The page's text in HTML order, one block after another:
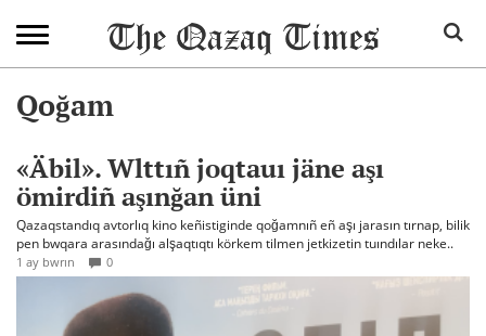
Qoğam
«Äbil». Wlttıñ joqtauı jäne aşı
ömirdiñ aşınğan üni
Qazaqstandıq avtorlıq kino keñistiginde qoğamnıñ eñ aşı jarasın tırnap, bilik
pen bwqara arasındağı alşaqtıqtı körkem tilmen jetkizetin tuındılar neke..
1 ay bwrın 0